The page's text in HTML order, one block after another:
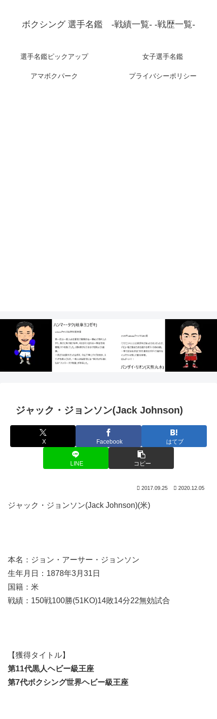
ボクシング 選手名鑑 -戦績一覧- -戦歴一覧-
選手名鑑ピックアップ 女子選手名鑑
アマボクパーク プライバシーポリシー
ジャック・ジョンソン(Jack Johnson)
X Facebook はてブ
LINE コピー
2017.09.25 2020.12.05
ジャック・ジョンソン(Jack Johnson)(米)
本名：ジョン・アーサー・ジョンソン
生年月日：1878年3月31日
国籍：米
戦績：150戦100勝(51KO)14敗14分22無効試合
【獲得タイトル】
第11代黒人ヘビー級王座
第7代ボクシング世界ヘビー級王座